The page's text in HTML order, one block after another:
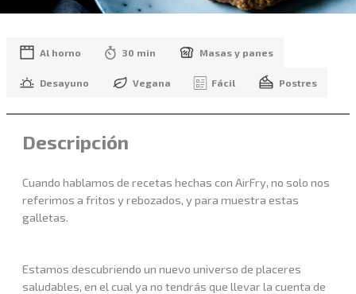
Al horno 30 min Masas y panes
Desayuno Vegana Fácil Postres
Descripción
Cuando hablamos de recetas hechas con AirFry, no solo nos
referimos a fritos y rebozados, y para muestra estas
galletas.
Estamos descubriendo un nuevo universo de placeres
saludables, en el cual ya no tendrás que llevar la cuenta de